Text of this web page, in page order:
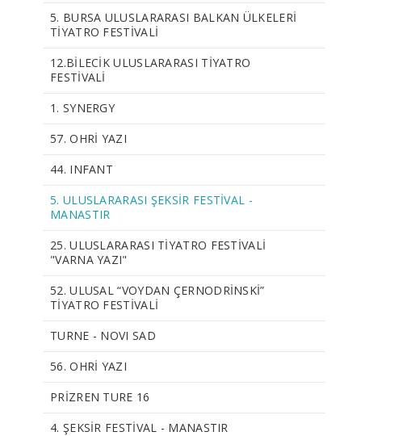
5. BURSA ULUSLARARASI BALKAN ÜLKELERİ
TİYATRO FESTİVALİ
12.BILECIK ULUSLARARASI TIYATRO
FESTIVALI
1. SYNERGY
57. OHRİ YAZI
44. INFANT
5. ULUSLARARASI ŞEKSİR FESTİVAL -
MANASTIR
25. ULUSLARARASI TİYATRO FESTİVALİ
"VARNA YAZI"
52. ULUSAL “VOYDAN ÇERNODRİNSKİ”
TİYATRO FESTİVALİ
TURNE - NOVI SAD
56. OHRİ YAZI
PRİZREN TURE 16
4. ŞEKSİR FESTİVAL - MANASTIR